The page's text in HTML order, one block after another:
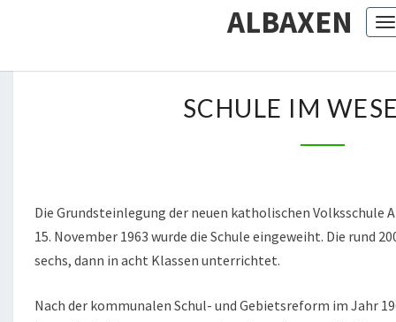
ALBAXEN
C
E
I
E
SCHULE IM
Die Grundsteinlegung der neuen katholischen Volksschule
15. November 1963 wurde die Schule eingeweiht. Die rund
sechs, dann in acht Klassen unterrichtet.
Nach der kommunalen Schul- und Gebietsreform im Jahr